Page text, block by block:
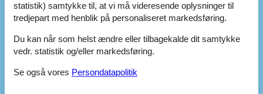
Indendørs
Antal (ekstra) barnesenge / børnesenge
Antal badeværelser
Antal dobbeltsenge
Antal soveværelser
statistik) samtykke til, at vi må videresende oplysninger til
tredjepart med henblik på personaliseret markedsføring.
Du kan når som helst ændre eller tilbagekalde dit samtykke
vedr. statistik og/eller markedsføring.
Se også vores Persondatapolitik